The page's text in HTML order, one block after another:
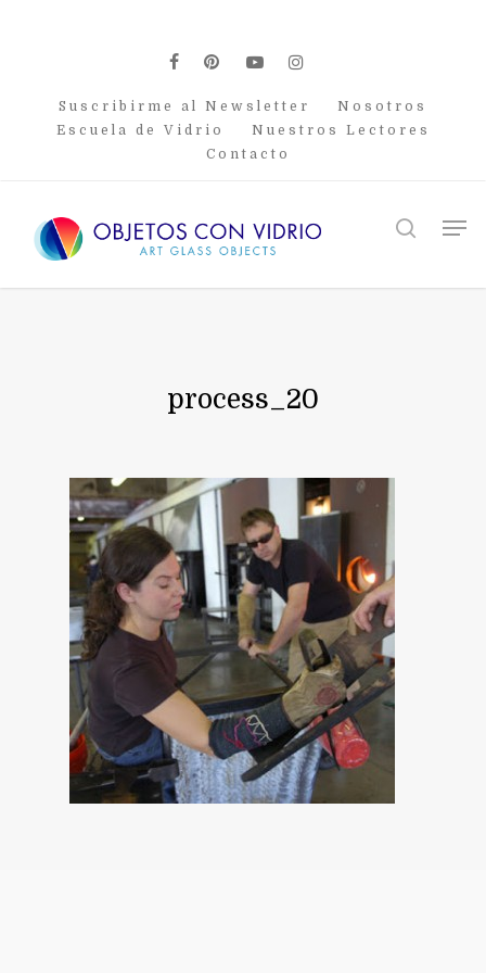
facebook
pinterest
youtubeinstagram
Suscribirme al Newsletter
Nosotros
Escuela de Vidrio
Nuestros Lectores
Contacto
search
process_20